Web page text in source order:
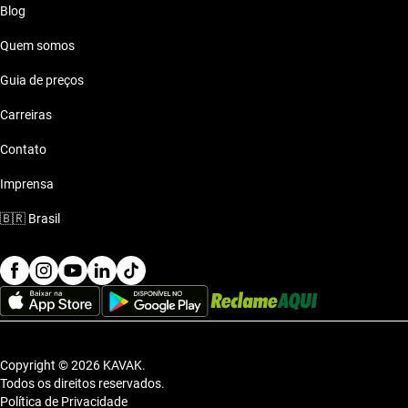
Blog
Quem somos
Guia de preços
Carreiras
Contato
Imprensa
🇧🇷 Brasil
Copyright © 2026 KAVAK.
Todos os direitos reservados.
Política de Privacidade